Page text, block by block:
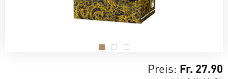
. . .
Preis: Fr. 27.90